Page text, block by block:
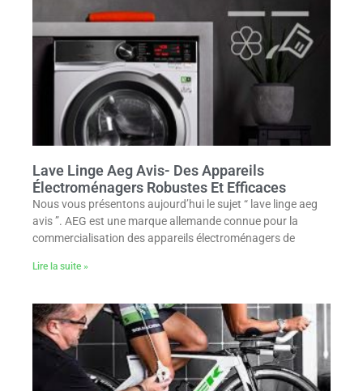
Lave Linge Aeg Avis- Des Appareils
Électroménagers Robustes Et Efficaces
Nous vous présentons aujourd’hui le sujet “ lave linge aeg
avis ”. AEG est une marque allemande connue pour la
commercialisation des appareils électroménagers de
Lire la suite »